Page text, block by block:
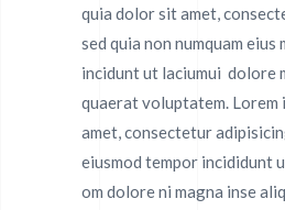
quia dolor sit amet,
sed quia non numquam eius
incidunt ut laciumui dolore
quaerat voluptatem. Lorem
amet, consectetur
eiusmod tempor incididunt
om dolore ni magna inse